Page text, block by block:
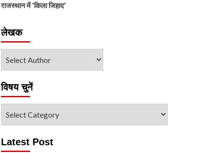
राजस्थान में ‘किला जिहाद’
लेखक
विषय चुनें
Latest Post